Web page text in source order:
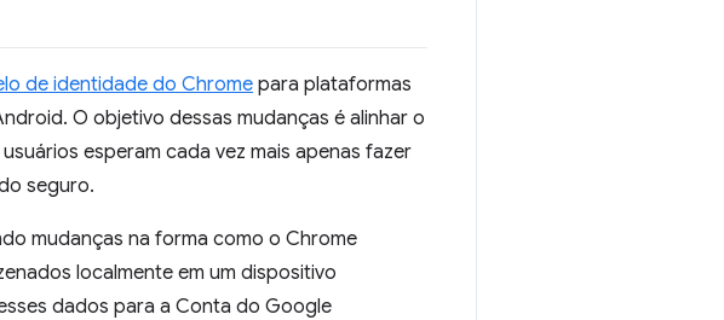
de identidade do Chrome para plataformas
O objetivo dessas mudanças é alinhar o
esperam cada vez mais apenas fazer
seguro.
mudanças na forma como o Chrome
localmente em um dispositivo
dados para a Conta do Google